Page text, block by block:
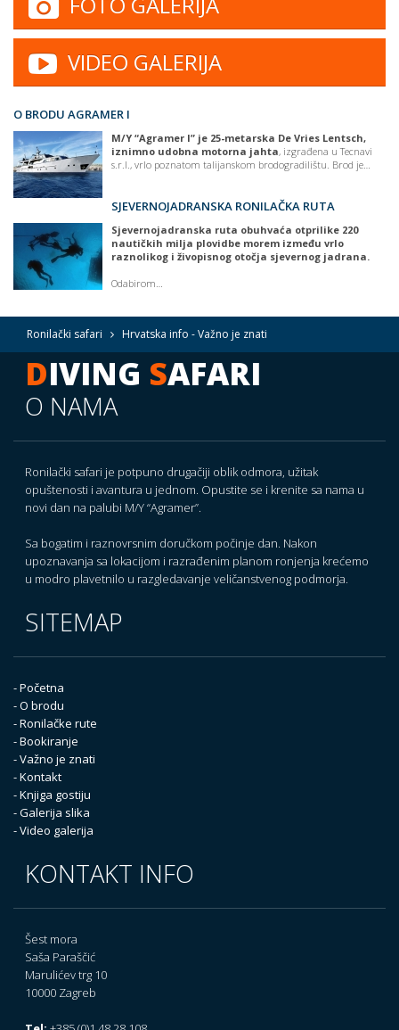
VIDEO GALERIJA
O BRODU AGRAMER I
M/Y “Agramer I” je 25-metarska De Vries Lentsch,
iznimno udobna motorna jahta, izgrađena u Tecnavi
s.r.l., vrlo poznatom talijanskom brodogradilištu. Brod je…
SJEVERNOJADRANSKA RONILAČKA RUTA
Sjevernojadranska ruta obuhvaća otprilike 220
nautičkih milja plovidbe morem između vrlo
raznolikog i živopisnog otočja sjevernog jadrana.
Odabirom…
Ronilački safari Hrvatska info - Važno je znati
DIVING SAFARI
O NAMA
Ronilački safari je potpuno drugačiji oblik odmora, užitak
opuštenosti i avantura u jednom. Opustite se i krenite sa nama u
novi dan na palubi M/Y “Agramer”.
Sa bogatim i raznovrsnim doručkom počinje dan. Nakon
upoznavanja sa lokacijom i razrađenim planom ronjenja krećemo
u modro plavetnilo u razgledavanje veličanstvenog podmorja.
SITEMAP
- Početna
- O brodu
- Ronilačke rute
- Bookiranje
- Važno je znati
- Kontakt
- Knjiga gostiju
- Galerija slika
- Video galerija
KONTAKT INFO
Šest mora
Saša Paraščić
Marulićev trg 10
10000 Zagreb